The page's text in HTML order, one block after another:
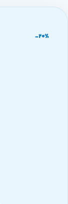
-20%